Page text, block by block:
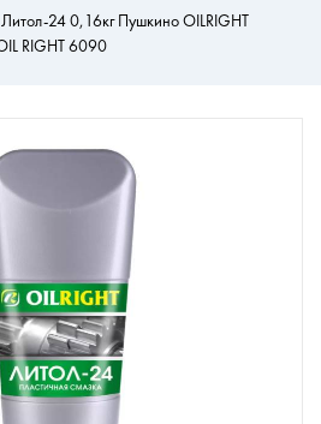
Литол-24 0,16кг Пушкино OILRIGHT
RIGHT 6090